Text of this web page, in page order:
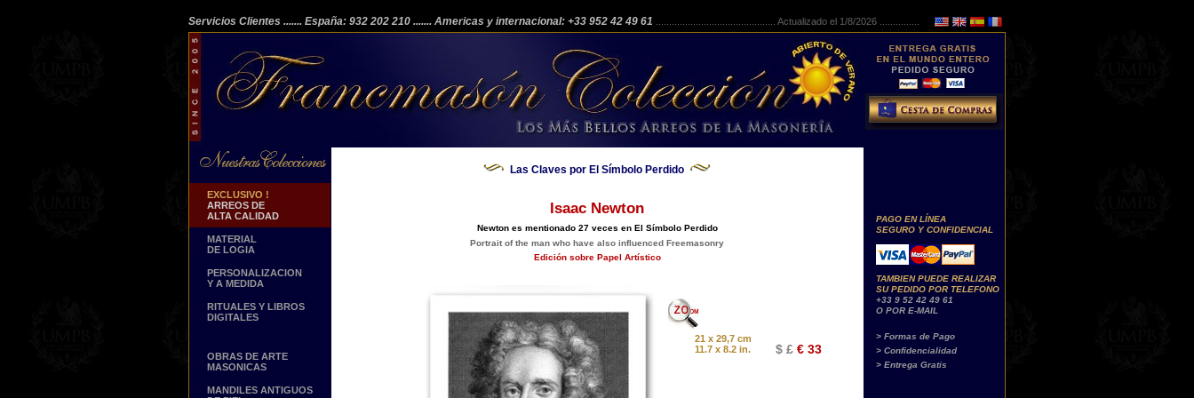
Servicios Clientes ....... España: 932 202 210 ....... Americas y internacional: +33 952 42 49 61 Actualizado el 1/8/2026 ...............
EXCLUSIVO !
ARREOS DE
ALTA CALIDAD
MATERIAL
DE LOGIA
PERSONALIZACION
Y A MEDIDA
RITUALES Y LIBROS
DIGITALES
OBRAS DE ARTE
MASONICAS
MANDILES ANTIGUOS
Las Claves por El Símbolo Perdido
Isaac Newton
Newton es mentionado 27 veces en El Símbolo Perdido
Portrait of the man who have also influenced Freemasonry
Edición sobre Papel Artístico
21 x 29,7 cm
11.7 x 8.2 in.
$ £ € 33
PAGO EN LÍNEA
SEGURO Y CONFIDENCIAL
TAMBIEN PUEDE REALIZAR
SU PEDIDO POR TELEFONO
+33 9 52 42 49 61
O POR E-MAIL
> Formas de Pago
> Confidencialidad
> Entrega Gratis